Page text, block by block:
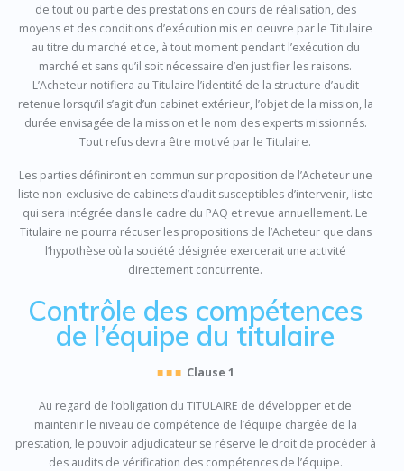
de tout ou partie des prestations en cours de réalisation, des
moyens et des conditions d’exécution mis en oeuvre par le Titulaire
au titre du marché et ce, à tout moment pendant l’exécution du
marché et sans qu’il soit nécessaire d’en justifier les raisons.
L’Acheteur notifiera au Titulaire l’identité de la structure d’audit
retenue lorsqu’il s’agit d’un cabinet extérieur, l’objet de la mission, la
durée envisagée de la mission et le nom des experts missionnés.
Tout refus devra être motivé par le Titulaire.
Les parties définiront en commun sur proposition de l’Acheteur une
liste non-exclusive de cabinets d’audit susceptibles d’intervenir, liste
qui sera intégrée dans le cadre du PAQ et revue annuellement. Le
Titulaire ne pourra récuser les propositions de l’Acheteur que dans
l’hypothèse où la société désignée exercerait une activité
directement concurrente.
Contrôle des compétences
de l’équipe du titulaire
■ ■ ■ Clause 1
Au regard de l’obligation du TITULAIRE de développer et de
maintenir le niveau de compétence de l’équipe chargée de la
prestation, le pouvoir adjudicateur se réserve le droit de procéder à
des audits de vérification des compétences de l’équipe.